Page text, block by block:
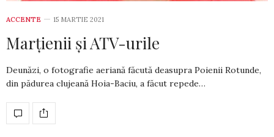
ACCENTE 15 MARTIE 2021
Marțienii și ATV-urile
Deunăzi, o fotografie aeriană făcută dea­supra Poienii Rotunde,
din pădurea clujeană Hoia-Baciu, a făcut repede…